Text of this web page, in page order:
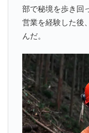
部で秘境を歩き回
営業を経験した後
んだ。